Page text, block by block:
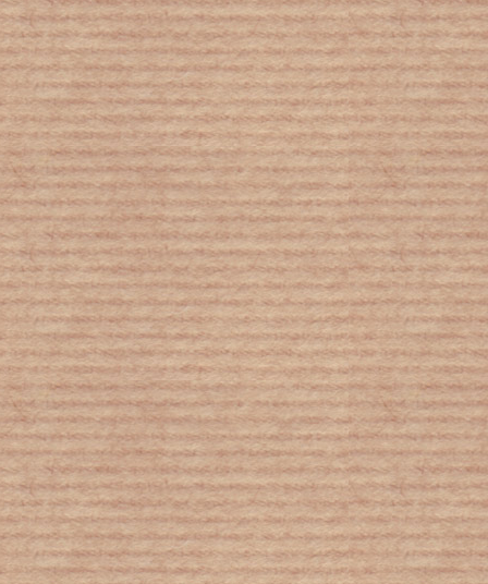
Ο απίστευτος παράγοντας που
επηρεάζει τις επιδόσεις των παιδιών
στο σχολείο
Έκθεση-σοκ της UNICEF: Ένα παιδί
χάνει τη ζωή του κάθε πέντε λεπτά
εξαιτίας της βίας